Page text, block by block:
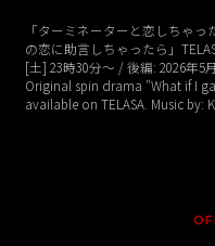
「ターミネーターと恋しちゃ
の恋に助言しちゃったら」
[土] 23時30分〜 / 後編: 2026年5
Original spin drama "What if I
available on TELASA. Music by: